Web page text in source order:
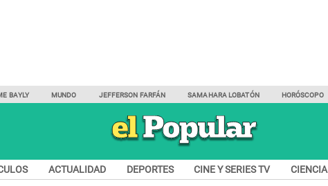
BAYLY MUNDO JEFFERSON FARFÁN SAMAHARA LOBATÓN HORÓSCOPO
ACTUALIDAD DEPORTES CINE Y SERIES TV CIENCIA